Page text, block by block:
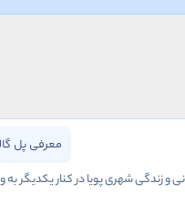
معرفی پل
شهری پویا در کنار یکدیگر به